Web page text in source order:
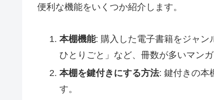
便利な機能をいくつか紹介します。
本棚機能: 購入した電子書籍をジャン
ひとりごと」など、冊数が多いマン
本棚を鍵付きにする方法: 鍵付きの本
す。